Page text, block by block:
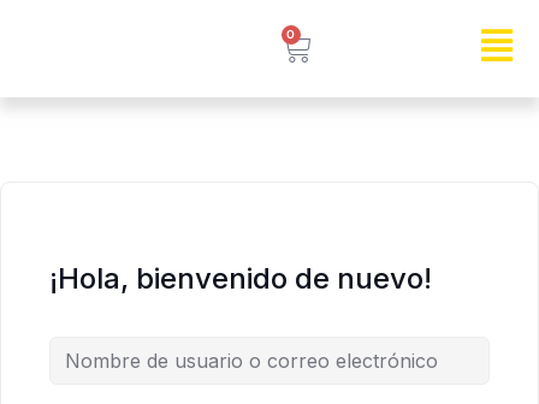
0
¡Hola, bienvenido de nuevo!